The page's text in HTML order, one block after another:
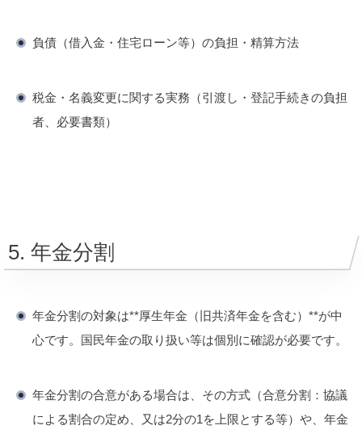
負債（借入金・住宅ローン等）の負担・精算方法
税金・名義変更に関する実務（引渡し・登記手続きの負担
者、必要書類）
5. 年金分割
年金分割の対象は**厚生年金（旧共済年金を含む）**が中
心です。国民年金の取り扱い等は個別に確認が必要です。
年金分割の合意がある場合は、その方式（合意分割：協議
による割合の定め、又は2分の1を上限とする等）や、年金